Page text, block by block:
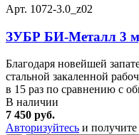
Арт. 1072-3.0_z02
ЗУБР БИ-Металл 3
Благодаря новейшей
стальной закаленной
в 15 раз по сравнению с
В наличии
7 450 руб.
Авторизуйтесь и